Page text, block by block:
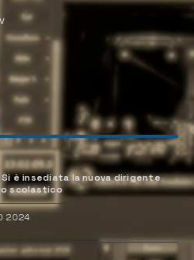
Si è insediata la nuova dirigente
scolastico
2024